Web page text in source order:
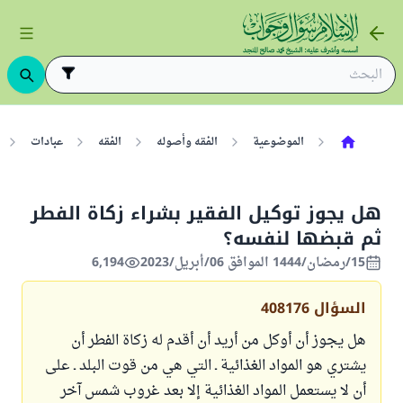
الموضوعية الفقه وأصوله الفقه عبادات
هل يجوز توكيل الفقير بشراء زكاة الفطر
ثم قبضها لنفسه؟
15/رمضان/1444 الموافق 06/أبريل/2023 6,194
السؤال 408176
هل يجوز أن أوكل من أريد أن أقدم له زكاة الفطر أن
يشتري هو المواد الغذائية ـ التي هي من قوت البلد ـ على
أن لا يستعمل المواد الغذائية إلا بعد غروب شمس آخر